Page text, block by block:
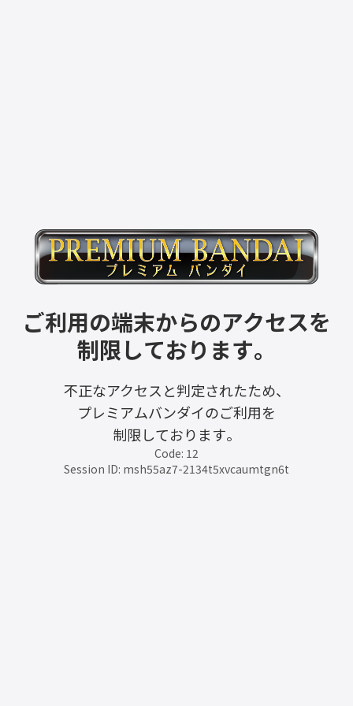
ご利用の端末からのアクセスを
制限しております。
不正なアクセスと判定されたため、
プレミアムバンダイのご利用を
制限しております。
Code: 12
Session ID: msh55az7-2134t5xvcaumtgn6t